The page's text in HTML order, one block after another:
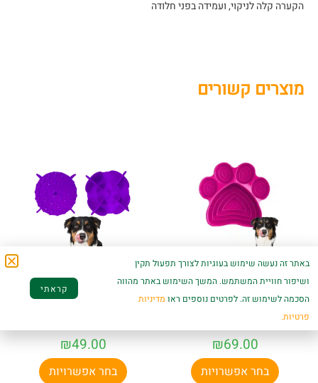
הקערה קלה לניקוי, ועמידה בפני חלודה
מוצרים קשורים
קערת האכלה איטית
וליקוק לכלבים
₪69.00
בחר אפשרויות
משטח סיליקון הנצמד
לקערת אוכל להאכלה
₪49.00
בחר אפשרויות
באתר זה נעשה שימוש בעוגיות לצורך תפעול תקין
ושיפור חוויית המשתמש. המשך השימוש באתר מהווה
הסכמה לשימוש זה. לפרטים נוספים ראו מדיניות
פרטיות.
קראתי